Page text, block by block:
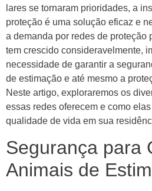
lares se tornaram prioridades, a
proteção é uma solução eficaz e
a demanda por redes de proteção
tem crescido consideravelmente,
necessidade de garantir a
de estimação e até mesmo a
Neste artigo, exploraremos os
essas redes oferecem e como
qualidade de vida em sua
Segurança para
Animais de